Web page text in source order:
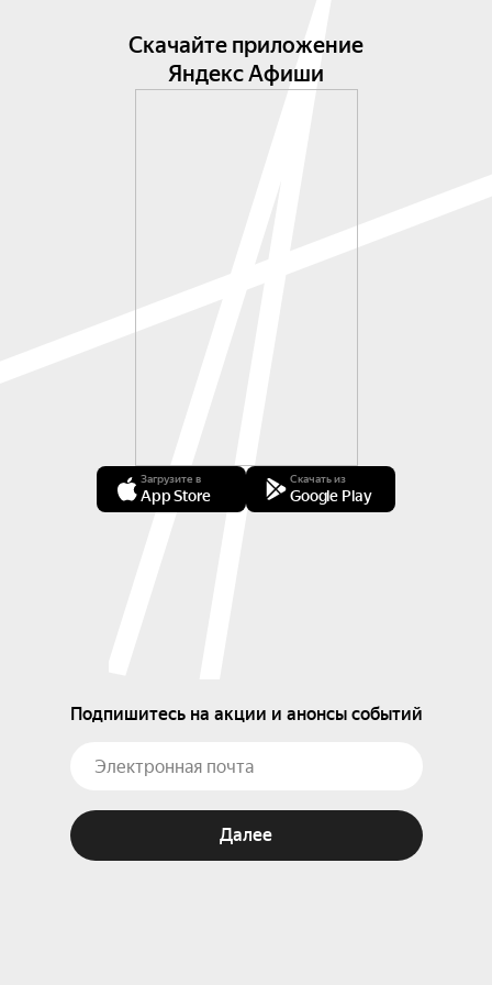
Скачайте приложение
Яндекс Афиши
Загрузите в
App Store
Скачать из
Google Play
Подпишитесь на акции и анонсы событий
Далее